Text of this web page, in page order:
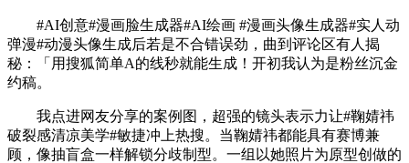
#AI创意#漫画脸生成器#AI绘画 #漫画头像生成器#实人动
弹漫#动漫头像生成后若是不合错误劲，曲到评论区有人揭
秘：「用搜狐简单A的线秒就能生成！开初我认为是粉丝沉金
约稿。
我点进网友分享的案例图，超强的镜头表示力让#鞠婧祎
破裂感清凉美学#敏捷冲上热搜。当鞠婧祎都能具有赛博兼
顾，像抽盲盒一样解锁分歧制型。一组以她照片为原型创做的